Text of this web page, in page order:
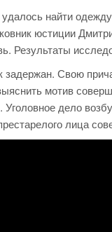
найти
юстиции
Результаты
Свою
мотив
дело
лица